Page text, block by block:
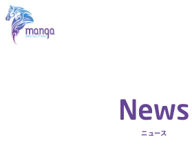
News
ニュース